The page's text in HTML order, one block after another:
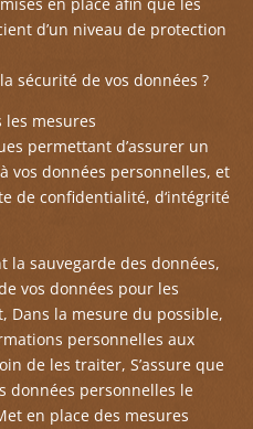
d’un niveau de protection
sécurité de vos données ?
les mesures
permettant d’assurer un
vos données personnelles, et
de confidentialité, d‘intégrité
la sauvegarde des données,
vos données pour les
la mesure du possible,
personnelles aux
de les traiter, S’assure que
données personnelles le
en place des mesures